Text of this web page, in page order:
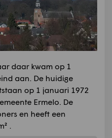
daar kwam op 1
aan. De huidige
op 1 januari 1972
Ermelo. De
en heeft een
.